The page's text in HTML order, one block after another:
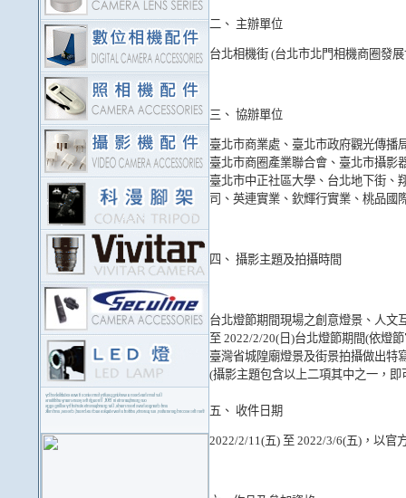
二、 主辦單位
台北相機街 (台北市北門相機商圈發
三、 協辦單位
臺北市商業處、臺北市政府觀光傳播
臺北市商圈產業聯合會、臺北市攝影
臺北市中正社區大學、台北地下街、
司、英連實業、欽輝行實業、桃品國
四、 攝影主題及拍攝時間
台北燈節期間現場之創意燈景、人文
至 2022/2/20(日)台北燈節期間(依燈
臺灣省城隍廟燈景及街景拍攝做出特
(攝影主題包含以上二項其中之一，即
五、 收件日期
2022/2/11(五) 至 2022/3/6(五)，以官